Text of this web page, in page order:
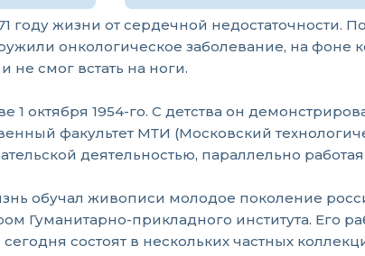
году жизни от сердечной
онкологическое заболевание, на фоне
не смог встать на ноги.
1 октября 1954-го. С детства он
факультет МТИ (Московский
деятельностью, параллельно
обучал живописи молодое поколение
Гуманитарно-прикладного института. Его
состоят в нескольких частных